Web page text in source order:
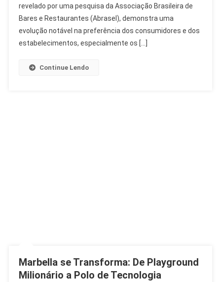
Restaurantes,
Superando
Dinheiro
revelado por uma pesquisa da Associação Brasileira de
Bares e Restaurantes (Abrasel), demonstra uma
evolução notável na preferência dos consumidores e dos
estabelecimentos, especialmente os […]
Continue Lendo
Marbella se Transforma: De Playground
Milionário a Polo de Tecnologia